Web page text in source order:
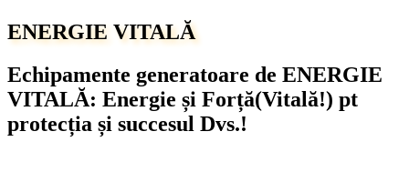
ENERGIE VITALĂ
Echipamente generatoare de ENERGIE
VITALĂ: Energie și Forță(Vitală!) pt
protecția și succesul Dvs.!